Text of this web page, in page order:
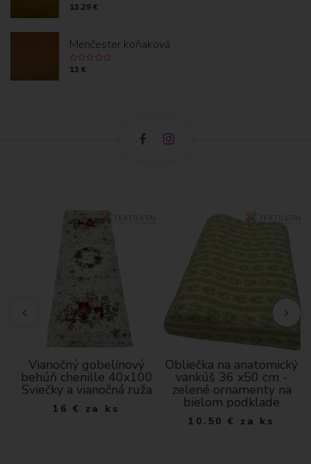
13.29 €
Menčester koňaková
13 €
Vianočný gobelínový
behúň chenille 40x100
Sviečky a vianočná ruža
16 € za ks
Obliečka na anatomický
vankúš 36 x50 cm -
zelené ornamenty na
bielom podklade
10.50 € za ks